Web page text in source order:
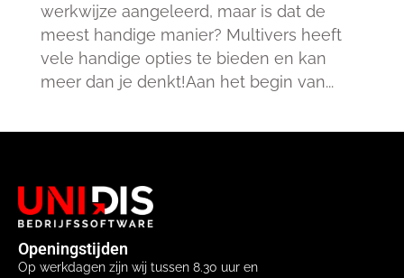
werkwijze aangeleerd, maar is dat de
meest handige manier? Multivers heeft
vele handige opties te bieden en kan
meer dan je denkt!Aan het begin van...
Openingstijden
Op werkdagen zijn wij tussen 8.30 uur en